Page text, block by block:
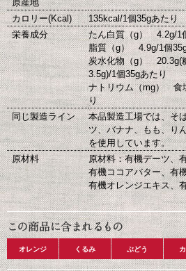
原産地
カロリー(Kcal)
135kcal/1個35gあたり
栄養成分
たん白質（g） 4.2g/1
脂質（g） 4.9g/1個
炭水化物（g） 20.3g(
3.5g)/1個35gあたり
ナトリウム（mg） 食
り
同じ製造ライン
本品製造工場では、そ
ツ、バナナ、もも、り
を使用しています。
原材料
原材料：有機デーツ、
有機ココアバター、有
有機オレンジエキス、
オレンジ くるみ ぶどう